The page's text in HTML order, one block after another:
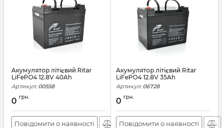
Акумулятор літієвий Ritar
LiFePO4 12.8V 40Ah
Артикул: 00558
0 грн.
Повідомити о наявності
Акумулятор літієвий Ritar
LiFePO4 12.8V 35Ah
Артикул: 06728
0 грн.
Повідомити о наявності